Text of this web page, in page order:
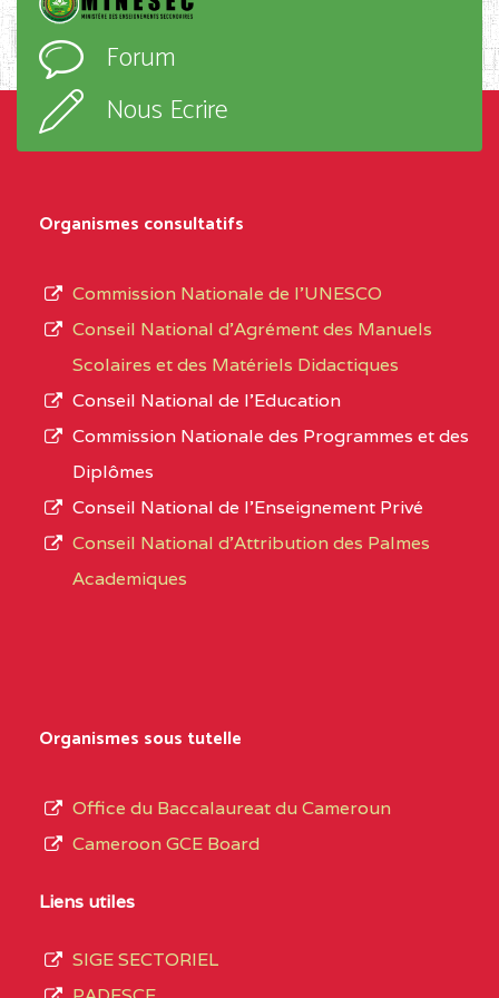
CENTRE
CEGTI ST BENOIT DE
NDOMO BP :1154
CENTRE
COLLEGE PRIVE
CATHOLIQUE JOSPEH
STINTZI BP :53 OBALA
CENTRE
COLLEGE PRIVE LAIC LE
YDE
CENTRE
CENTRE
COLLEGE ONANA
CENTRE
l’ordre
d’enseignement,
type
L’offre
d’éducation
de
du
de
Forum
Nous Ecrire
Organismes consultatifs
Commission Nationale de l’UNESCO
Conseil National d’Agrément des Manuels
Scolaires et des Matériels Didactiques
Conseil National de l’Education
Commission Nationale des Programmes et des
Diplômes
Conseil National de l’Enseignement Privé
Conseil National d'Attribution des Palmes
Academiques
Organismes sous tutelle
Office du Baccalaureat du Cameroun
Cameroon GCE Board
Liens utiles
SIGE SECTORIEL